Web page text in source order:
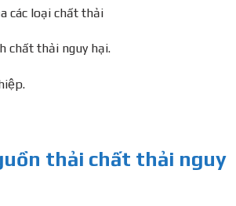
các loại chất thải
chất thải nguy hại.
thải chất thải nguy